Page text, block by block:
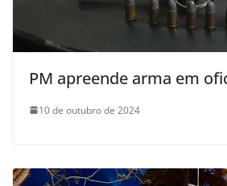
PM apreende arma em
10 de outubro de 2024